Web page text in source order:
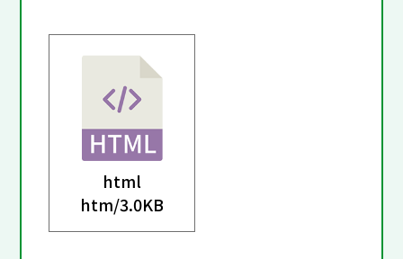
html
htm/3.0KB